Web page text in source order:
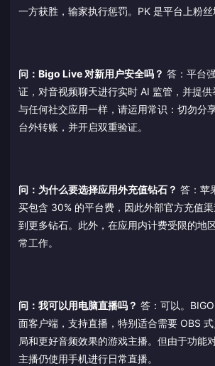
一方获胜，输家执行惩罚。PK 是平台上粉丝
问：Bigo Live 对新用户安全吗？ 答：平台
证，对音视频聊天进行实时 AI 监管，并提供
与任何社交应用一样，请运用常识：切勿分
台外转账，并开启双重验证。
问：为什么要选择应用外充值钻石？ 答：苹
买包含 30% 的平台费，因此外部官方充值
到更多钻石。此外，在应用内计费受限的地
常工作。
问：我可以用电脑直播吗？ 答：可以。
面客户端，支持直播，特别适合需要 OBS
局和更好音频效果的游戏主播。但由于功能
主播仍使用手机进行日常直播。